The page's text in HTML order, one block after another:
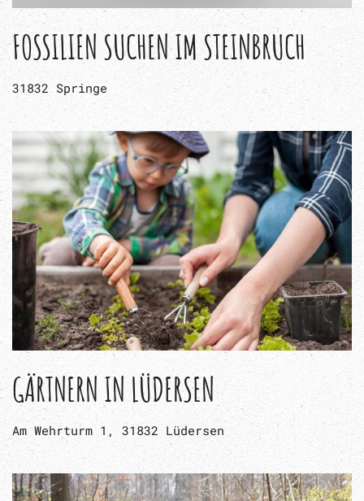
FOSSILIEN SUCHEN IM STEINBRUCH
31832 Springe
GÄRTNERN IN LÜDERSEN
Am Wehrturm 1, 31832 Lüdersen